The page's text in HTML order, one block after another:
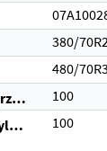
380/
480/
głębokość bieżnika przednich opon (%)
100
głębokość bieżnika tylnych opon (%)
100